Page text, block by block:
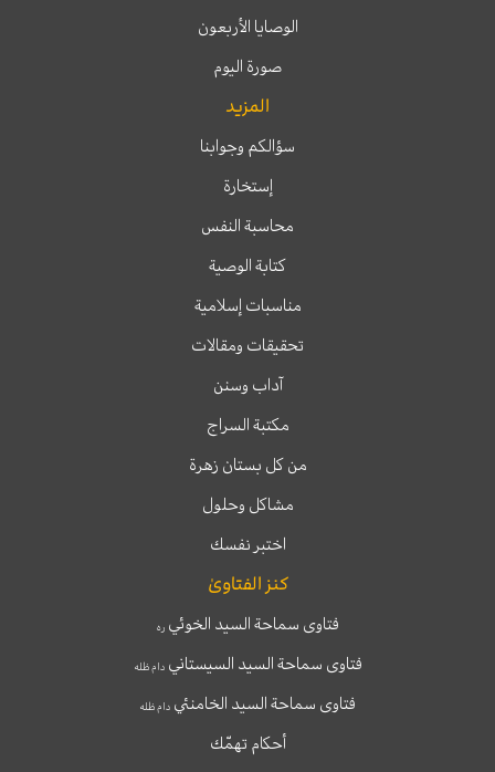
الوصايا الأربعون
صورة اليوم
المزيد
سؤالكم وجوابنا
إستخارة
محاسبة النفس
كتابة الوصية
مناسبات إسلامية
تحقيقات ومقالات
آداب وسنن
مكتبة السراج
من كل بستان زهرة
مشاكل وحلول
اختبر نفسك
كنز الفتاوىٰ
فتاوى سماحة السيد الخوئيره
فتاوى سماحة السيد السيستانيدام ظله
فتاوى سماحة السيد الخامنئي دام ظله
أحكام تهمّك